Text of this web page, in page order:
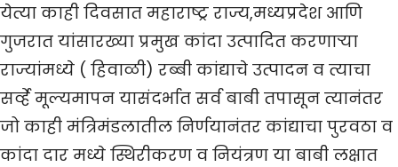
येत्या काही दिवसात महाराष्ट्र राज्य,मध्यप्रदेश आणि
गुजरात यांसारख्या प्रमुख कांदा उत्पादित करणाऱ्या
राज्यांमध्ये ( हिवाळी) रब्बी कांद्याचे उत्पादन व त्याचा
सर्व्हे मूल्यमापन यासंदर्भात सर्व बाबी तपासून त्यानंतर
जो काही मंत्रिमंडलातील निर्णयानंतर कांद्याचा पुरवठा व
कांदा दार मध्ये स्थिरीकरण व नियंत्रण या बाबी लक्षात